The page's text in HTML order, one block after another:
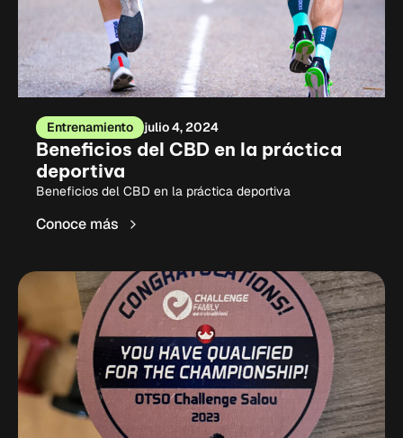
Entrenamiento julio 4, 2024
Beneficios del CBD en la práctica
deportiva
Beneficios del CBD en la práctica deportiva
Conoce más